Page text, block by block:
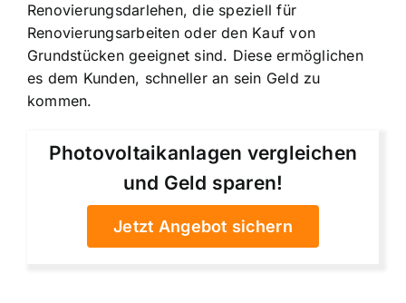
Renovierungsdarlehen, die speziell für
Renovierungsarbeiten oder den Kauf von
Grundstücken geeignet sind. Diese ermöglichen
es dem Kunden, schneller an sein Geld zu
kommen.
Photovoltaikanlagen vergleichen
und Geld sparen!
Jetzt Angebot sichern